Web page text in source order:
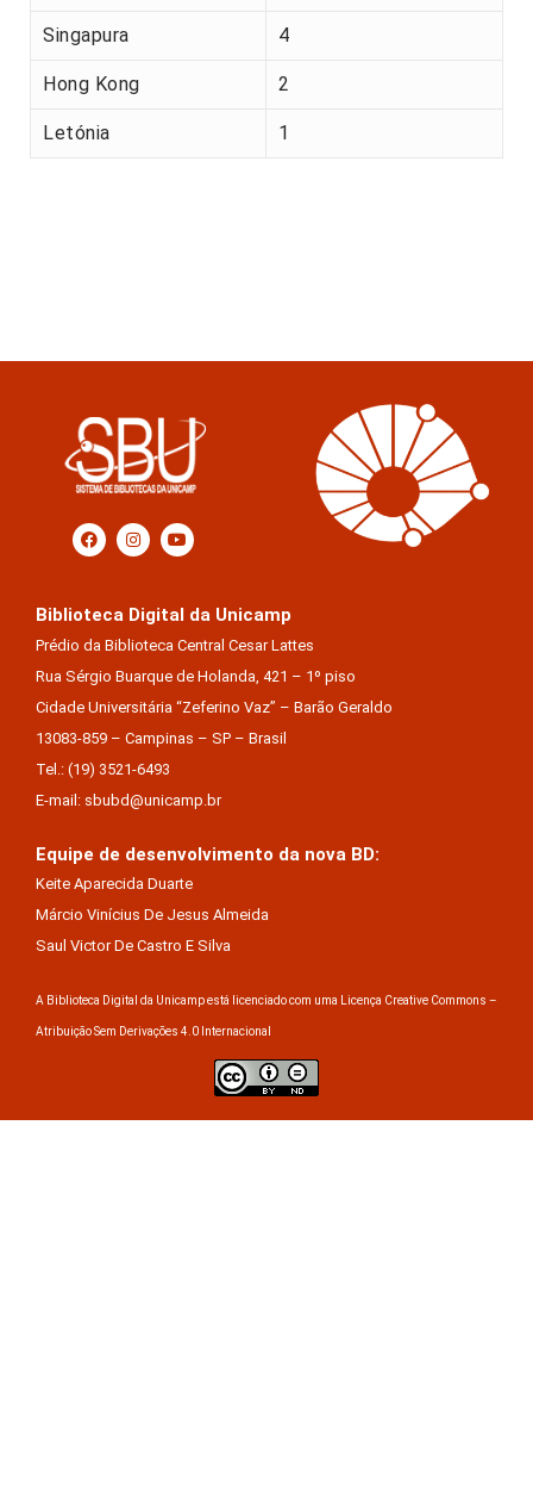
Singapura 4
Hong Kong 2
Letónia 1
Biblioteca Digital da Unicamp
Prédio da Biblioteca Central Cesar Lattes
Rua Sérgio Buarque de Holanda, 421 – 1º piso
Cidade Universitária “Zeferino Vaz” – Barão Geraldo
13083-859 – Campinas – SP – Brasil
Tel.: (19) 3521-6493
E-mail: sbubd@unicamp.br
Equipe de desenvolvimento da nova BD:
Keite Aparecida Duarte
Márcio Vinícius De Jesus Almeida
Saul Victor De Castro E Silva
A Biblioteca Digital da Unicamp está licenciado com uma Licença Creative Commons –
Atribuição Sem Derivações 4.0 Internacional